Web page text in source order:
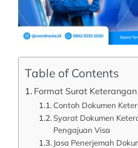
Table of Contents
Format Surat
Contoh Dokumen
Syarat Dokumen
Pengajuan Visa
Jasa Penerjemah